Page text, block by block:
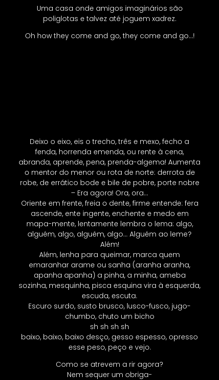
Uma casa onde amigos imaginários são
poliglotas e talvez até joguem xadrez.
Oh how they come and go, they come and go…!
Deixo o eixo, eis o trecho, três e mexo, fecho a
fenda, horrenda emenda, ou rente à cena,
abranda, aprende, pena, prenda-algema! Aumenta
o mentor do menor ou rota de norte: derrota de
robe, de errático bode e bile de pobre, porte nobre
– Era agora! Ora, ora…
Oriente em frente, freia o dente, firme entende: fera
ascende, ente ingente, enchente e medo em
mapa-mente, lentamente lembra o lema: algo,
alguém, algo, alguém, algo… Alguém ao leme?
Além!
Além, lenha para queimar, marca quem
emaranhar arame ou sanha (aranha aranha,
apanha apanha) a pinha, a minha, ameba
sozinha, mesquinha, pisca esquina vira à esquerda,
escuda, escuta.
Escuro surdo, susto brusco, lusco-fusco, jugo-
chumbo, chuto um bicho
sh sh sh sh
baixo, baixo, baixo desço, gesso espesso, opresso
esse peso, peço e vejo.
Como se atrevem a rir agora?
Nem sequer um obriga-